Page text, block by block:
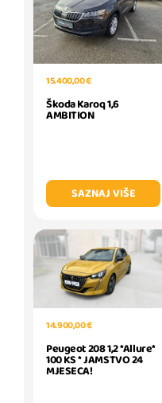
15.400,00 €
Škoda Karoq 1,6
AMBITION
SAZNAJ VIŠE
14.900,00 €
Peugeot 208 1,2 *Allure*
100 KS * JAMSTVO 24
MJESECA!